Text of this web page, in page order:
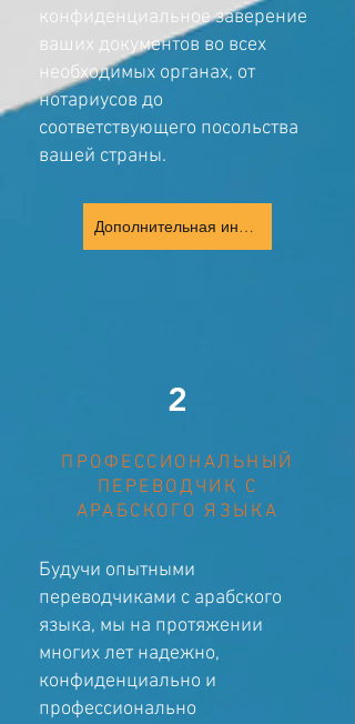
конфиденциальное заверение
ваших документов во всех
необходимых органах, от
нотариусов до
соответствующего посольства
вашей страны.
Дополнительная информация
2
ПРОФЕССИОНАЛЬНЫЙ
ПЕРЕВОДЧИК С
АРАБСКОГО ЯЗЫКА
Будучи опытными
переводчиками с арабского
языка, мы на протяжении
многих лет надежно,
конфиденциально и
профессионально